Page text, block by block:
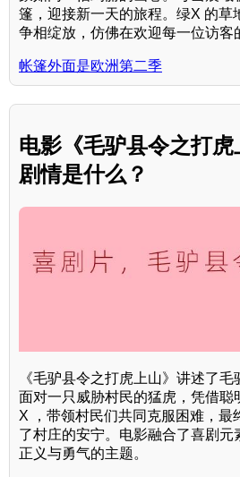
篷，迎接新一天的旅程。绿X 的草
争相绽放，仿佛在欢迎每一位访客
帐篷外面是欧洲第二季
电影《毛驴县令之打
剧情是什么？
《毛驴县令之打虎上山》讲述了毛
面对一只威胁村民的猛虎，凭借聪
X ，带领村民们共同克服困难，最
了村庄的安宁。电影融合了喜剧元
正义与勇气的主题。